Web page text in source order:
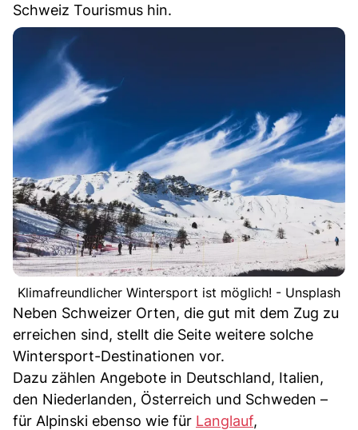
Schweiz Tourismus hin.
Klimafreundlicher Wintersport ist möglich! - Unsplash
Neben Schweizer Orten, die gut mit dem Zug zu
erreichen sind, stellt die Seite weitere solche
Wintersport-Destinationen vor.
Dazu zählen Angebote in Deutschland, Italien,
den Niederlanden, Österreich und Schweden –
für Alpinski ebenso wie für Langlauf,